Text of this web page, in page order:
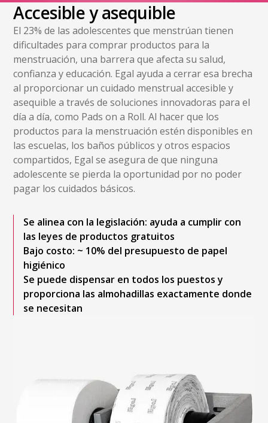
Accesible y asequible
El 23% de las adolescentes que menstrúan tienen
dificultades para comprar productos para la
menstruación, una barrera que afecta su salud,
confianza y educación. Egal ayuda a cerrar esa brecha
al proporcionar un cuidado menstrual accesible y
asequible a través de soluciones innovadoras para el
día a día, como Pads on a Roll. Al hacer que los
productos para la menstruación estén disponibles en
las escuelas, los baños públicos y otros espacios
compartidos, Egal se asegura de que ninguna
adolescente se pierda la oportunidad por no poder
pagar los cuidados básicos.
Se alinea con la legislación: ayuda a cumplir con
las leyes de productos gratuitos
Bajo costo: ~ 10% del presupuesto de papel
higiénico
Se puede dispensar en todos los puestos y
proporciona las almohadillas exactamente donde
se necesitan